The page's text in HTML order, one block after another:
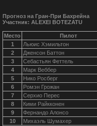
Прогноз на Гран-При Бахрейна
Участник: ALEXEI BOTEZATU
Место Пилот
1
Льюис Хэмильтон
2
Дженсон Баттон
3
Себастьян Феттель
4
Марк Веббер
5
Нико Росберг
6
Ромэн Грожан
7
Серхио Перес
8
Кими Райкконен
9
Фернандо Алонсо
10
Михаэль Шумахер